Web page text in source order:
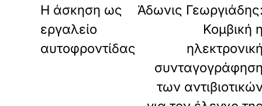
Η άσκηση ως
εργαλείο
αυτοφροντίδας
Άδωνις
Κομβική
των